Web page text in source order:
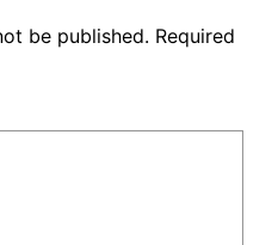
be published. Required